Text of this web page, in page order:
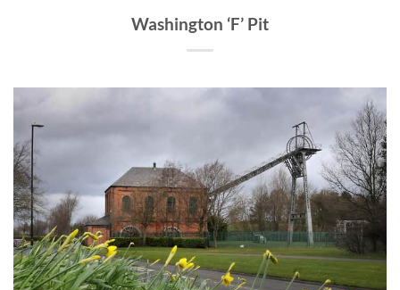
Washington ‘F’ Pit